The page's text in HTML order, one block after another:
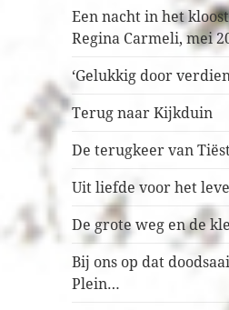
Een nacht in het
Regina Carmeli, mei
‘Gelukkig door
Terug naar Kijkduin
De terugkeer van
Uit liefde voor het
De grote weg en de
Bij ons op dat
Plein…